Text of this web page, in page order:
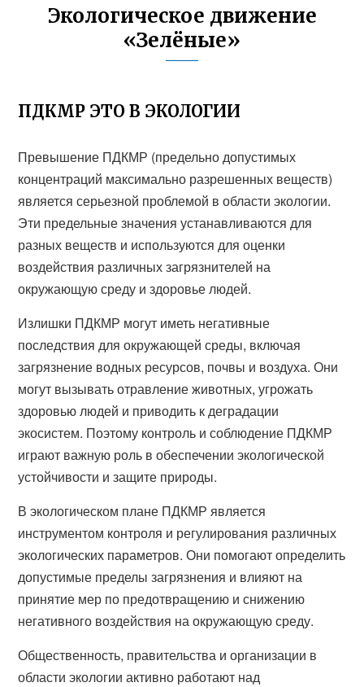
Экологическое движение
«Зелёные»
ПДКМР ЭТО В ЭКОЛОГИИ
Превышение ПДКМР (предельно допустимых
концентраций максимально разрешенных веществ)
является серьезной проблемой в области экологии.
Эти предельные значения устанавливаются для
разных веществ и используются для оценки
воздействия различных загрязнителей на
окружающую среду и здоровье людей.
Излишки ПДКМР могут иметь негативные
последствия для окружающей среды, включая
загрязнение водных ресурсов, почвы и воздуха. Они
могут вызывать отравление животных, угрожать
здоровью людей и приводить к деградации
экосистем. Поэтому контроль и соблюдение ПДКМР
играют важную роль в обеспечении экологической
устойчивости и защите природы.
В экологическом плане ПДКМР является
инструментом контроля и регулирования различных
экологических параметров. Они помогают определить
допустимые пределы загрязнения и влияют на
принятие мер по предотвращению и снижению
негативного воздействия на окружающую среду.
Общественность, правительства и организации в
области экологии активно работают над